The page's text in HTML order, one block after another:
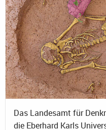
Das Landesamt für
die Eberhard Karls